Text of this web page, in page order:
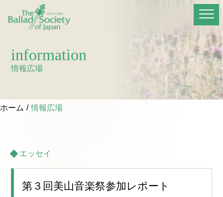
information
情報広場
ホーム 情報広場
エッセイ
第３回美山音楽祭参加レポート